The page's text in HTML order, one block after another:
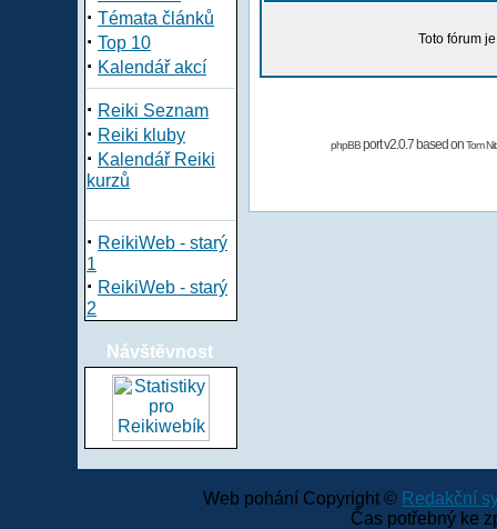
· Témata článků
· Top 10
· Kalendář akcí
· Reiki Seznam
· Reiki kluby
· Kalendář Reiki
kurzů
· ReikiWeb - starý
1
· ReikiWeb - starý
2
Návštěvnost
Toto fórum
phpBBport v2.0.7 based onTom
Web pohání Copyright © Redakční
Čas potřebný ke